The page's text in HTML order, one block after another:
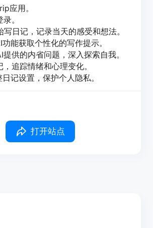
应用。
。
日记，记录当天的感受和想法。
能获取个性化的写作提示。
供的内省问题，深入探索自我。
追踪情绪和心理变化。
记设置，保护个人隐私。
打开站点